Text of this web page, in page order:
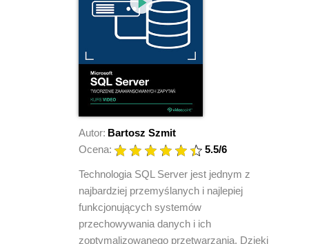
Autor: Bartosz Szmit
Ocena:
5.5/6
Technologia SQL Server jest jednym z
najbardziej przemyślanych i najlepiej
funkcjonujących systemów
przechowywania danych i ich
zoptymalizowanego przetwarzania. Dzięki